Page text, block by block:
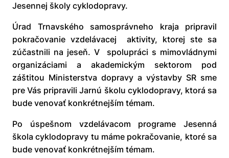
Jesennej školy cyklodopravy.
Úrad Trnavského samosprávneho kraja pripravil
pokračovanie vzdelávacej aktivity, ktorej ste sa
zúčastnili na jeseň. V spolupráci s mimovládnymi
organizáciami a akademickým sektorom pod
záštitou Ministerstva dopravy a výstavby SR sme
pre Vás pripravili Jarnú školu cyklodopravy, ktorá sa
bude venovať konkrétnejším témam.
Po úspešnom vzdelávacom programe Jesenná
škola cyklodopravy tu máme pokračovanie, ktoré sa
bude venovať konkrétnejším témam.